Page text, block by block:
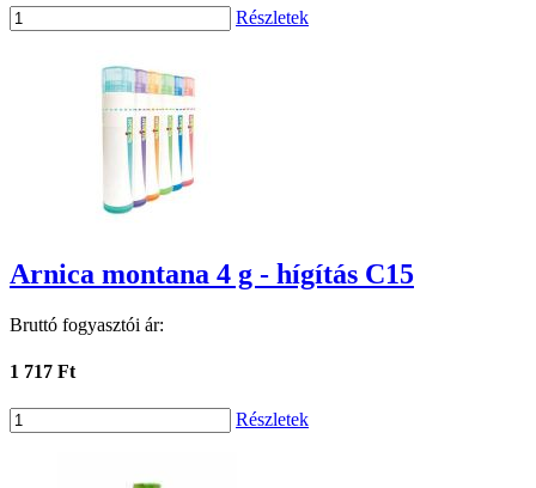
Részletek
Arnica montana 4 g - hígítás C15
Bruttó fogyasztói ár:
1 717 Ft
Részletek